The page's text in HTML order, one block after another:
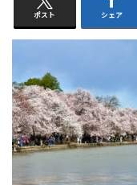
ポスト シェア